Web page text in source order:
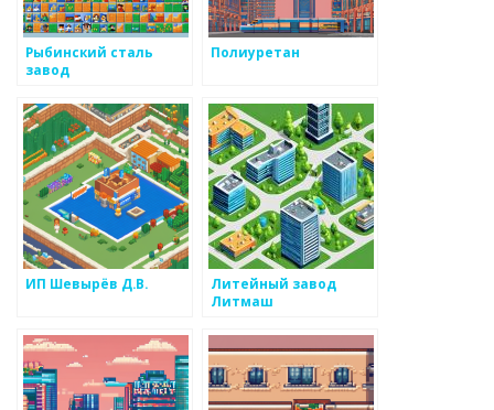
Рыбинский сталь
завод
Полиуретан
ИП Шевырёв Д.В.
Литейный завод
Литмаш